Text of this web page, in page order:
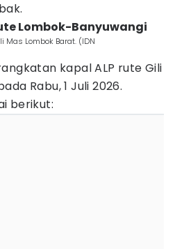
Lombok-Banyuwangi
Mas Lombok Barat. (IDN
kapal ALP rute Gili
Rabu, 1 Juli 2026.
berikut: